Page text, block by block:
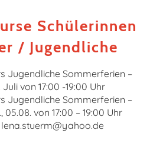
Schülerinnen
/ Jugendliche
Jugendliche Sommerferien –
Juli von 17:00 -19:00 Uhr
Jugendliche Sommerferien –
05.08. von 17:00 – 19:00 Uhr
lena.stuerm@yahoo.de